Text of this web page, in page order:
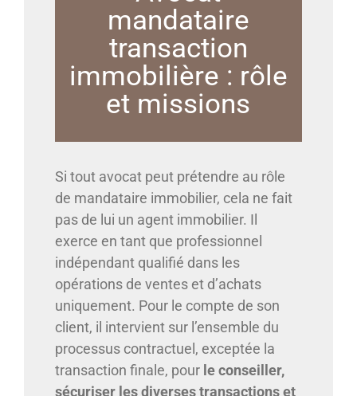
mandataire
transaction
immobilière : rôle
et missions
Si tout avocat peut prétendre au rôle
de mandataire immobilier, cela ne fait
pas de lui un agent immobilier. Il
exerce en tant que professionnel
indépendant qualifié dans les
opérations de ventes et d’achats
uniquement. Pour le compte de son
client, il intervient sur l’ensemble du
processus contractuel, exceptée la
transaction finale, pour le conseiller,
sécuriser les diverses transactions et